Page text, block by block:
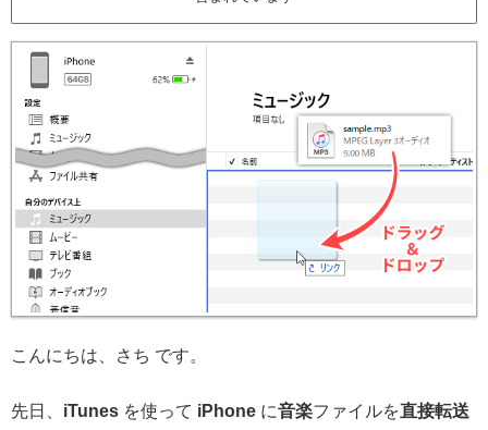
こんにちは、さち です。
先日、 iTunes を使って iPhone に音楽ファイルを直接転送